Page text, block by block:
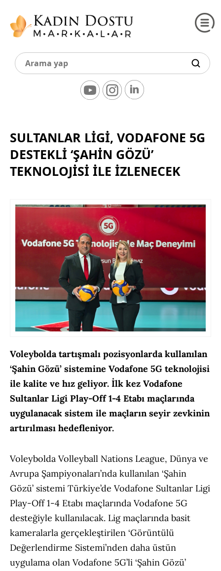
SULTANLAR LIGI, VODAFONE 5G
DESTEKLI ‘ŞAHIN GÖZÜ’
TEKNOLOJISI ILE IZLENECEK
Voleybolda tartışmalı pozisyonlarda kullanılan
‘Şahin Gözü’ sistemine Vodafone 5G teknolojisi
ile kalite ve hız geliyor. İlk kez Vodafone
Sultanlar Ligi Play-Off 1-4 Etabı maçlarında
uygulanacak sistem ile maçların seyir zevkinin
artırılması hedefleniyor.
Voleybolda Volleyball Nations League, Dünya ve
Avrupa Şampiyonaları’nda kullanılan ‘Şahin
Gözü’ sistemi Türkiye’de Vodafone Sultanlar Ligi
Play-Off 1-4 Etabı maçlarında Vodafone 5G
desteğiyle kullanılacak. Lig maçlarında basit
kameralarla gerçekleştirilen ‘Görüntülü
Değerlendirme Sistemi’nden daha üstün
uygulama olan Vodafone 5G’li ‘Şahin Gözü’